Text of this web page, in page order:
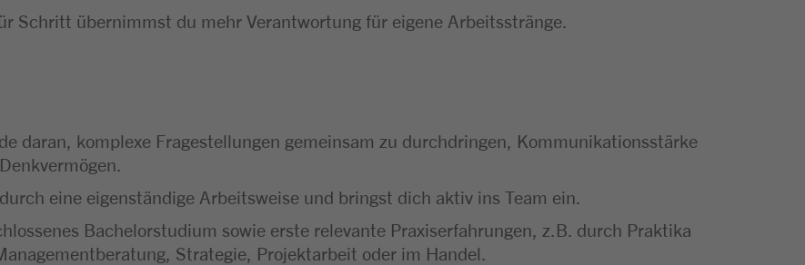
Schritt übernimmst du mehr Verantwortung für eigene Arbeitsstränge.
daran, komplexe Fragestellungen gemeinsam zu durchdringen, Kommunikationsstärke
eine eigenständige Arbeitsweise und bringst dich aktiv ins Team ein.
Bachelorstudium sowie erste relevante Praxiserfahrungen, z.B. durch Praktika
Strategie, Projektarbeit oder im Handel.